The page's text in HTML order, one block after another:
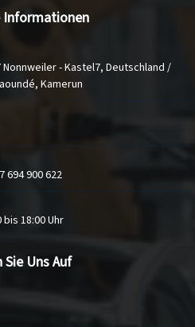
Informationen
Nonnweiler - Kastel7, Deutschland /
Kamerun
694 900 622
18:00 Uhr
Sie Uns Auf